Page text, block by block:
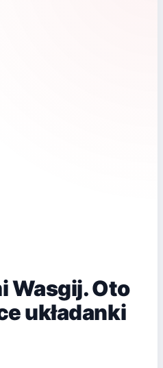
Wasgij. Oto
układanki